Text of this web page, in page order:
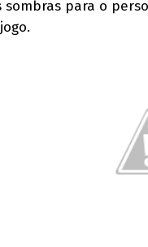
para o